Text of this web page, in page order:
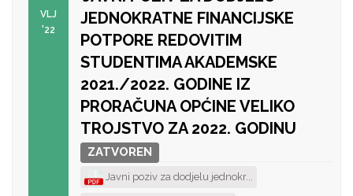
VLJ
'22
JEDNOKRATNE FINANCIJSKE
POTPORE REDOVITIM
STUDENTIMA AKADEMSKE
2021./2022. GODINE IZ
PRORAČUNA OPĆINE VELIKO
TROJSTVO ZA 2022. GODINU
ZATVOREN
Javni poziv za dodjelu jednokr...